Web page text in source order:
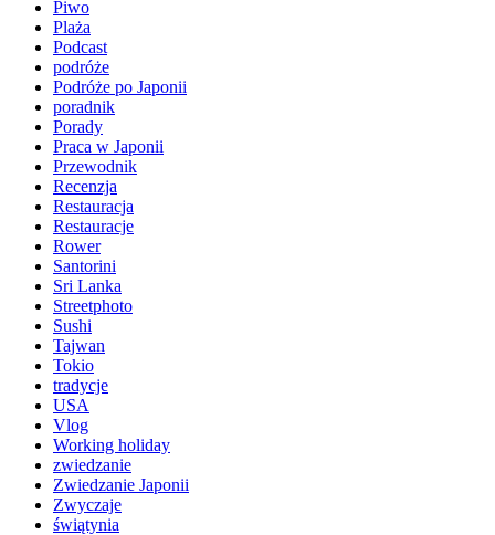
Piwo
Plaża
Podcast
podróże
Podróże po Japonii
poradnik
Porady
Praca w Japonii
Przewodnik
Recenzja
Restauracja
Restauracje
Rower
Santorini
Sri Lanka
Streetphoto
Sushi
Tajwan
Tokio
tradycje
USA
Vlog
Working holiday
zwiedzanie
Zwiedzanie Japonii
Zwyczaje
świątynia